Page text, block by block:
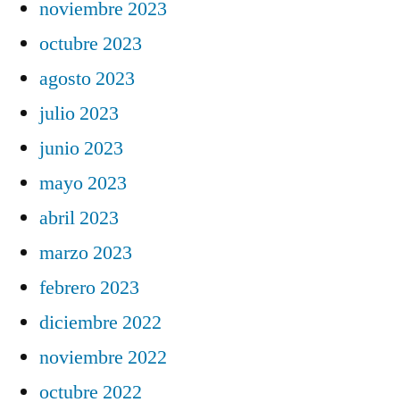
noviembre 2023
octubre 2023
agosto 2023
julio 2023
junio 2023
mayo 2023
abril 2023
marzo 2023
febrero 2023
diciembre 2022
noviembre 2022
octubre 2022